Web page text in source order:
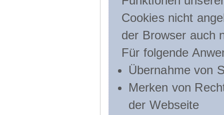
Cookies nicht
der Browser auch
Für folgende
Übernahme von
Merken von
der Webseite